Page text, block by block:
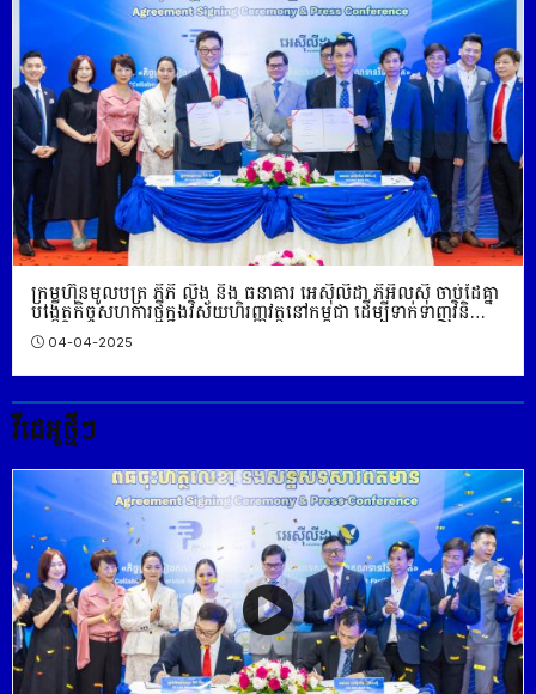
ក្រុមហ៊ុន​មូលបត្រ ភីភី លីង និង ធនាគារ អេស៊ីលីដា ភីអិលស៊ី ចាប់ដៃគ្នា
បង្កើតកិច្ចសហការថ្មីក្នុងវិស័យហិរញ្ញវត្ថុនៅកម្ពុជា ដើម្បីទាក់ទាញវិនិ
យោគិនបរទេស
04-04-2025
វីដេអូថ្មីៗ